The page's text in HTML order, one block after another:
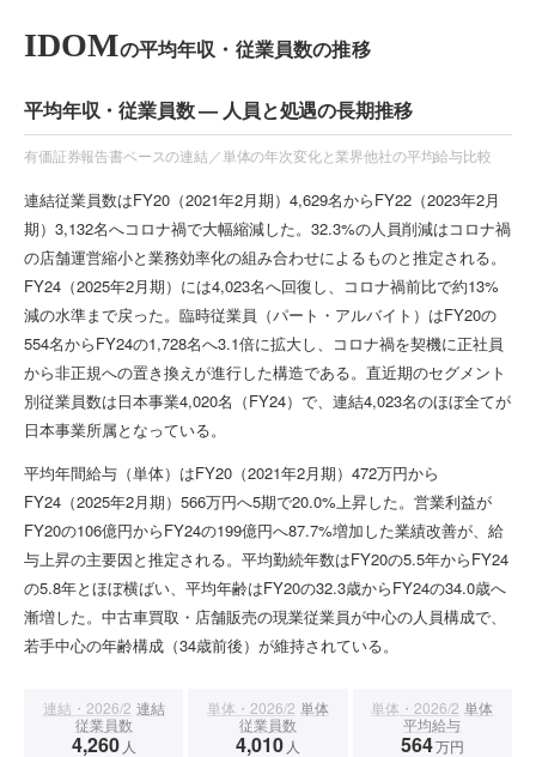
IDOMの平均年収・従業員数の推移
平均年収・従業員数 — 人員と処遇の長期推移
有価証券報告書ベースの連結／単体の年次変化と業界他社の平均給与比較
連結従業員数はFY20（2021年2月期）4,629名からFY22（2023年2月
期）3,132名へコロナ禍で大幅縮減した。32.3%の人員削減はコロナ禍
の店舗運営縮小と業務効率化の組み合わせによるものと推定される。
FY24（2025年2月期）には4,023名へ回復し、コロナ禍前比で約13%
減の水準まで戻った。臨時従業員（パート・アルバイト）はFY20の
554名からFY24の1,728名へ3.1倍に拡大し、コロナ禍を契機に正社員
から非正規への置き換えが進行した構造である。直近期のセグメント
別従業員数は日本事業4,020名（FY24）で、連結4,023名のほぼ全てが
日本事業所属となっている。
平均年間給与（単体）はFY20（2021年2月期）472万円から
FY24（2025年2月期）566万円へ5期で20.0%上昇した。営業利益が
FY20の106億円からFY24の199億円へ87.7%増加した業績改善が、給
与上昇の主要因と推定される。平均勤続年数はFY20の5.5年からFY24
の5.8年とほぼ横ばい、平均年齢はFY20の32.3歳からFY24の34.0歳へ
漸増した。中古車買取・店舗販売の現業従業員が中心の人員構成で、
若手中心の年齢構成（34歳前後）が維持されている。
連結・2026/2 連結
従業員数
4,260 人
単体・2026/2 単体
従業員数
4,010 人
単体・2026/2 単体
平均給与
564万円